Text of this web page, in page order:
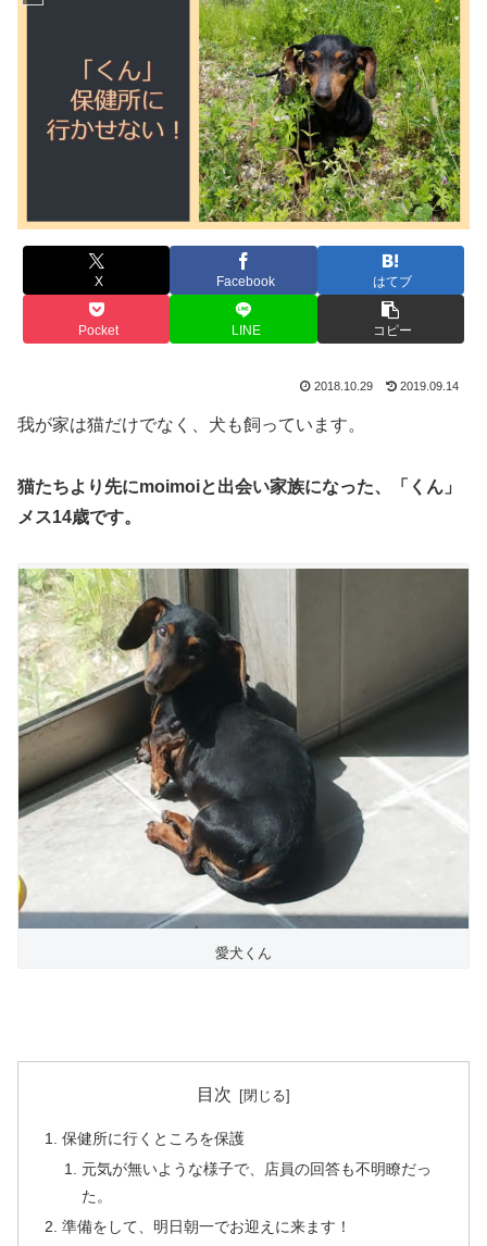
X Facebook はてブ
Pocket LINE コピー
2018.10.29 2019.09.14
我が家は猫だけでなく、犬も飼っています。
猫たちより先にmoimoiと出会い家族になった、「くん」
メス14歳です。
愛犬くん
目次
保健所に行くところを保護
元気が無いような様子で、店員の回答も不明瞭だっ
た。
準備をして、明日朝一でお迎えに来ます！